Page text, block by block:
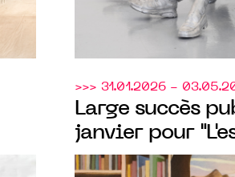
>>> 31.01.2026 -
Large succès
janvier pour
"L’école des